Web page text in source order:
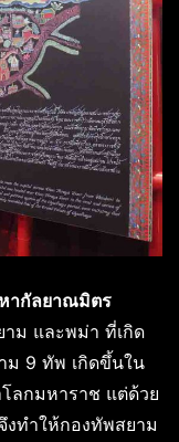
ากัลยาณมิตร
าม และพม่า ที่เกิด
ม 9 ทัพ เกิดขึ้นใน
ลกมหาราช แต่ด้วย
ทำให้กองทัพสยาม